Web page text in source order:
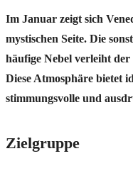
Im Januar zeigt sich
mystischen Seite. Die
häufige Nebel verleiht
Diese Atmosphäre bietet
stimmungsvolle und
Zielgruppe